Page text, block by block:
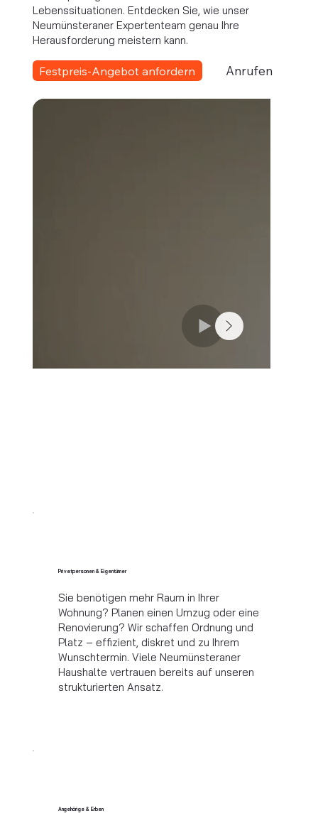
Lebenssituationen. Entdecken Sie, wie unser
Neumünsteraner Expertenteam genau Ihre
Herausforderung meistern kann.
Festpreis-Angebot anfordern Anrufen
Privatpersonen & Eigentümer
Sie benötigen mehr Raum in Ihrer
Wohnung? Planen einen Umzug oder eine
Renovierung? Wir schaffen Ordnung und
Platz – effizient, diskret und zu Ihrem
Wunschtermin. Viele Neumünsteraner
Haushalte vertrauen bereits auf unseren
strukturierten Ansatz.
Angehörige & Erben